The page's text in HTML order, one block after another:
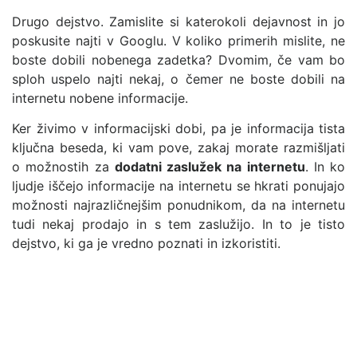
Drugo dejstvo. Zamislite si katerokoli dejavnost in jo
poskusite najti v Googlu. V koliko primerih mislite, ne
boste dobili nobenega zadetka? Dvomim, če vam bo
sploh uspelo najti nekaj, o čemer ne boste dobili na
internetu nobene informacije.
Ker živimo v informacijski dobi, pa je informacija tista
ključna beseda, ki vam pove, zakaj morate razmišljati
o možnostih za dodatni zaslužek na internetu. In ko
ljudje iščejo informacije na internetu se hkrati ponujajo
možnosti najrazličnejšim ponudnikom, da na internetu
tudi nekaj prodajo in s tem zaslužijo. In to je tisto
dejstvo, ki ga je vredno poznati in izkoristiti.